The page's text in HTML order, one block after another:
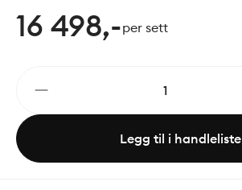
16 498,-per sett
Legg til i handleliste